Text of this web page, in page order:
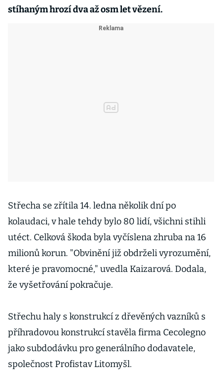
stíhaným hrozí dva až osm let vězení.
Střecha se zřítila 14. ledna několik dní po
kolaudaci, v hale tehdy bylo 80 lidí, všichni stihli
utéct. Celková škoda byla vyčíslena zhruba na 16
milionů korun. "Obvinění již obdrželi vyrozumění,
které je pravomocné," uvedla Kaizarová. Dodala,
že vyšetřování pokračuje.
Střechu haly s konstrukcí z dřevěných vazníků s
příhradovou konstrukcí stavěla firma Cecolegno
jako subdodávku pro generálního dodavatele,
společnost Profistav Litomyšl.